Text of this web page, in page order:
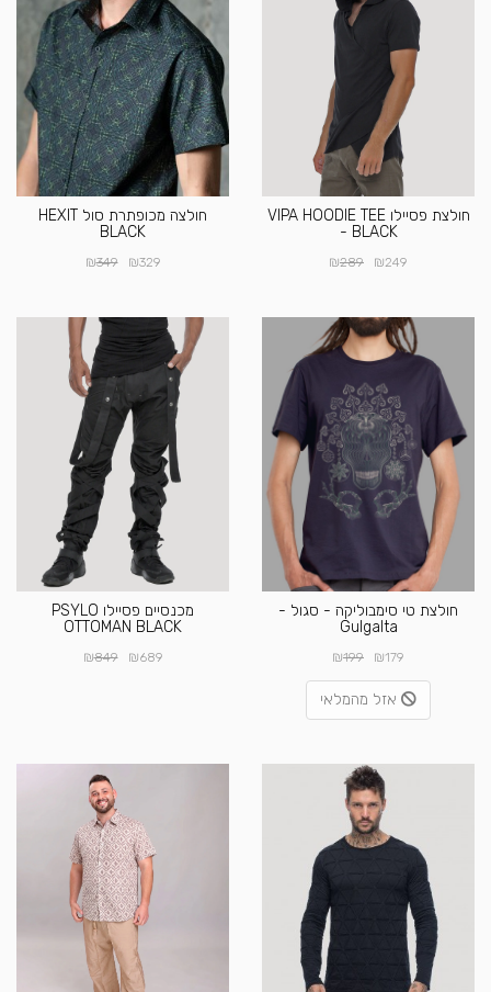
חולצת פסיילו VIPA HOODIE TEE
- BLACK
₪249
₪289
חולצה מכופתרת סול HEXIT
BLACK
₪329
₪349
חולצת טי סימבוליקה - סגול -
Gulgalta
₪179
₪199
אזל מהמלאי
מכנסיים פסיילו PSYLO
OTTOMAN BLACK
₪689
₪849